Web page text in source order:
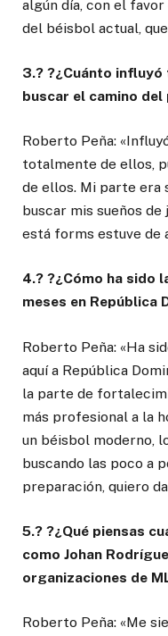
algún día, con el
del béisbol actual,
3.? ?¿Cuánto
buscar el camino
Roberto Peña:
totalmente de ellos,
de ellos. Mi parte era
buscar mis sueños de
está forms estuve de
4.? ?¿Cómo ha sido
meses en República
Roberto Peña: «Ha
aquí a República
la parte de
más profesional a la
un béisbol moderno,
buscando las poco a
preparación, quiero
5.? ?¿Qué piensas
como Johan
organizaciones de
Roberto Peña: «Me